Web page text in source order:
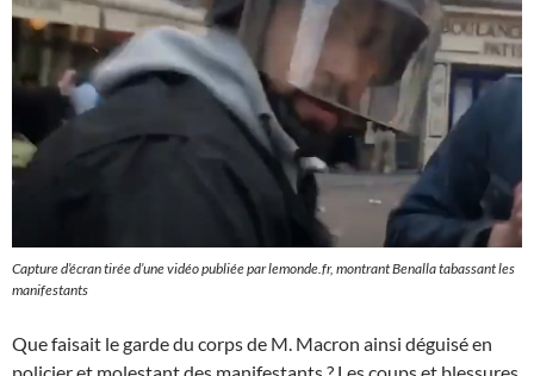
Capture d’écran tirée d’une vidéo publiée par lemonde.fr, montrant Benalla tabassant les
manifestants
Que faisait le garde du corps de M. Macron ainsi déguisé en